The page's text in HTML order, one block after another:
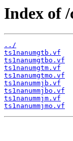
Index of
../
ts1nanumgtb.vf
ts1nanumgtbo.vf
ts1nanumgtm.vf
ts1nanumgtmo.vf
ts1nanummjb.vf
ts1nanummjbo.vf
ts1nanummjm.vf
ts1nanummjmo.vf